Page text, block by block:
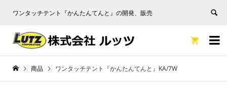
ワンタッチテント『かんたんてんと』の開発、販売


商品 ワンタッチテント『かんたんてんと』KA/7W